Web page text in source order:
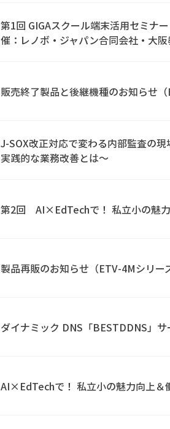
第1回 GIGAスクール端末活用セミナ
催：レノボ・ジャパン合同会社・大
販売終了製品と後継機種のお知らせ（
J-SOX改正対応で変わる内部監査の
実践的な業務改善とは～
第2回 AI×EdTechで！ 私立小の魅
製品再販のお知らせ（ETV-4Mシリー
ダイナミック DNS「BESTDDNS」
AI×EdTechで！ 私立小の魅力向上＆